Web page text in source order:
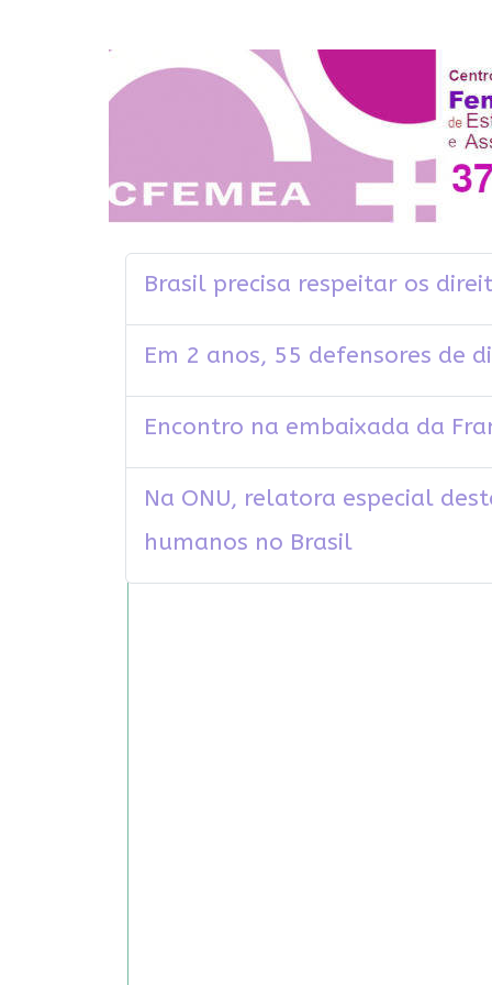
Brasil precisa respeitar os
Em 2 anos, 55 defensores de
Encontro na embaixada da
Na ONU, relatora especial
humanos no Brasil